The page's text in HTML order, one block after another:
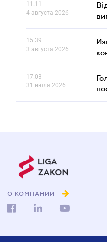
11.11
4 августа 2026
15.39
3 августа 2026
17.03
31 июля 2026
О КОМПАНИИ